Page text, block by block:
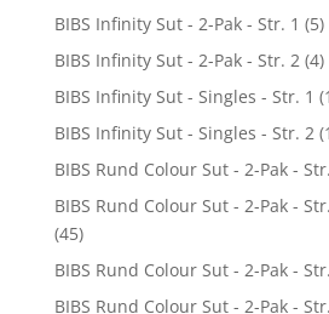
BIBS Infinity Sut - 2-Pak - Str. 1 (5)
BIBS Infinity Sut - 2-Pak - Str. 2 (4)
BIBS Infinity Sut - Singles - Str. 1
BIBS Infinity Sut - Singles - Str. 2
BIBS Rund Colour Sut - 2-Pak -
BIBS Rund Colour Sut - 2-Pak -
(45)
BIBS Rund Colour Sut - 2-Pak -
BIBS Rund Colour Sut - 2-Pak -